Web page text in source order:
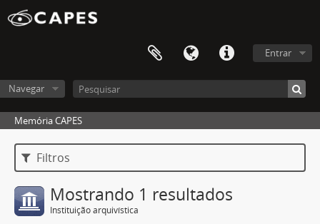
Entrar
Navegar
Memória CAPES
Filtros
Mostrando 1 resultados
Instituição arquivística